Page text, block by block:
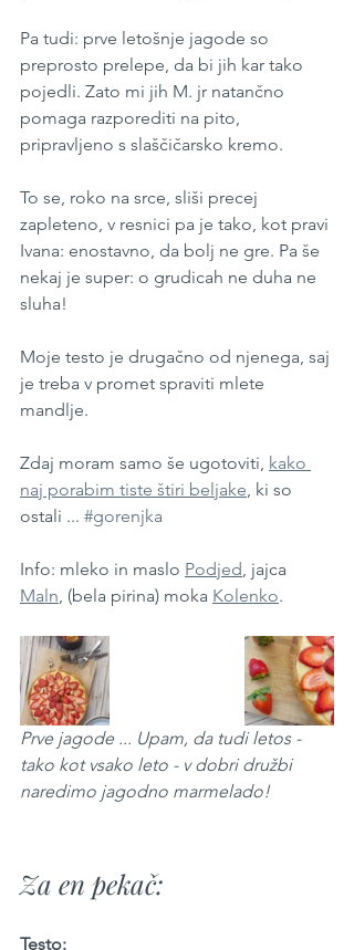
Pa tudi: prve letošnje jagode so
preprosto prelepe, da bi jih kar tako
pojedli. Zato mi jih M. jr natančno
pomaga razporediti na pito,
pripravljeno s slaščičarsko kremo.
To se, roko na srce, sliši precej
zapleteno, v resnici pa je tako, kot pravi
Ivana: enostavno, da bolj ne gre. Pa še
nekaj je super: o grudicah ne duha ne
sluha!
Moje testo je drugačno od njenega, saj
je treba v promet spraviti mlete
mandlje.
Zdaj moram samo še ugotoviti, kako
naj porabim tiste štiri beljake, ki so
ostali ... #gorenjka
Info: mleko in maslo Podjed, jajca
Maln, (bela pirina) moka Kolenko.
Prve jagode ... Upam, da tudi letos -
tako kot vsako leto - v dobri družbi
naredimo jagodno marmelado!
Za en pekač:
Testo: